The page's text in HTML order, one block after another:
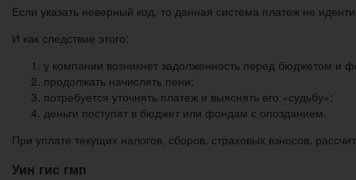
Если указать неверный код, то данная система платеж не
И как следствие этого:
у компании возникнет задолженность перед бюджетом и
продолжать начислять пени;
потребуется уточнять платеж и выяснять его «судьбу»;
деньги поступят в бюджет или фондам с опозданием.
При уплате текущих налогов, сборов, страховых взносов,
Уин гис гмп